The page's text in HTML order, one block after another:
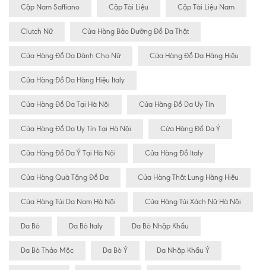
Cặp Nam Saffiano Cặp Tài Liệu Cặp Tài Liệu Nam
Clutch Nữ Cửa Hàng Bảo Dưỡng Đồ Da Thật
Cửa Hàng Đồ Da Dành Cho Nữ Cửa Hàng Đồ Da Hàng Hiệu
Cửa Hàng Đồ Da Hàng Hiệu Italy
Cửa Hàng Đồ Da Tại Hà Nội Cửa Hàng Đồ Da Uy Tín
Cửa Hàng Đồ Da Uy Tín Tại Hà Nội Cửa Hàng Đồ Da Ý
Cửa Hàng Đồ Da Ý Tại Hà Nội Cửa Hàng Đồ Italy
Cửa Hàng Quà Tặng Đồ Da Cửa Hàng Thắt Lưng Hàng Hiệu
Cửa Hàng Túi Da Nam Hà Nội Cửa Hàng Túi Xách Nữ Hà Nội
Da Bò Da Bò Italy Da Bò Nhập Khẩu
Da Bò Thảo Mộc Da Bò Ý Da Nhập Khẩu Ý